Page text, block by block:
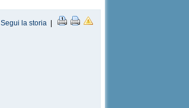
Segui la storia |